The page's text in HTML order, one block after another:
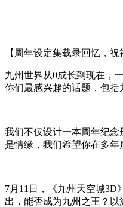
【周年设定集载录回忆，祝
九州世界从0成长到现在，
你们最感兴趣的话题，包括
我们不仅设计一本周年纪
是情缘，我们希望你在多年
7月11日，《九州天空城
出，能否成为九州之王？以